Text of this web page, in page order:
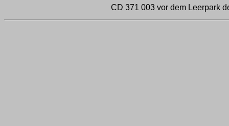
CD 371 003 vor dem Leerpark